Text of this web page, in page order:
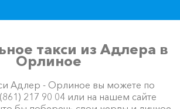
такси из Адлера в
Орлиное
Адлер - Орлиное вы можете по
217 90 04 или на нашем сайте